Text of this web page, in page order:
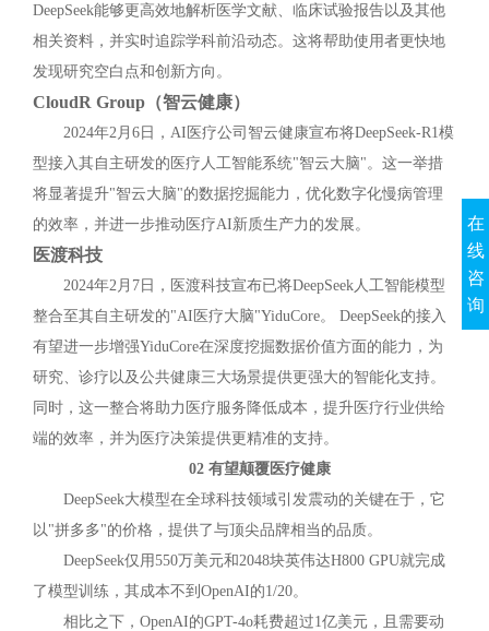
DeepSeek能够更高效地解析医学文献、临床试验报告以及其他
相关资料，并实时追踪学科前沿动态。这将帮助使用者更快地
发现研究空白点和创新方向。
CloudR Group（智云健康）
2024年2月6日，AI医疗公司智云健康宣布将DeepSeek-R1模
型接入其自主研发的医疗人工智能系统"智云大脑"。这一举措
将显著提升"智云大脑"的数据挖掘能力，优化数字化慢病管理
的效率，并进一步推动医疗AI新质生产力的发展。
医渡科技
2024年2月7日，医渡科技宣布已将DeepSeek人工智能模型
整合至其自主研发的"AI医疗大脑"YiduCore。 DeepSeek的接入
有望进一步增强YiduCore在深度挖掘数据价值方面的能力，为
研究、诊疗以及公共健康三大场景提供更强大的智能化支持。
同时，这一整合将助力医疗服务降低成本，提升医疗行业供给
端的效率，并为医疗决策提供更精准的支持。
02 有望颠覆医疗健康
DeepSeek大模型在全球科技领域引发震动的关键在于，它
以"拼多多"的价格，提供了与顶尖品牌相当的品质。
DeepSeek仅用550万美元和2048块英伟达H800 GPU就完成
了模型训练，其成本不到OpenAI的1/20。
相比之下，OpenAI的GPT-4o耗费超过1亿美元，且需要动
在
线
咨
询